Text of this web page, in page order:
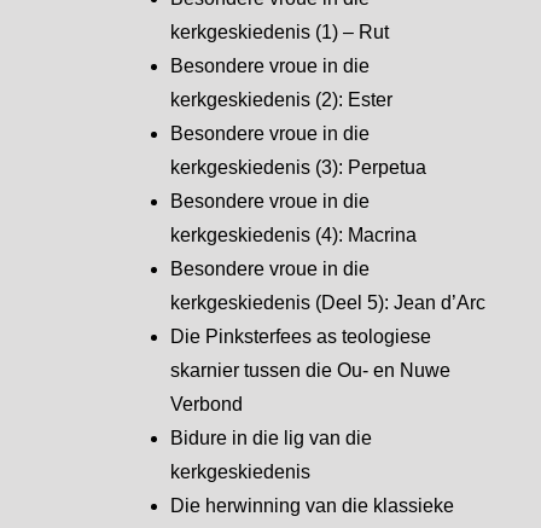
kerkgeskiedenis (1) – Rut
Besondere vroue in die
kerkgeskiedenis (2): Ester
Besondere vroue in die
kerkgeskiedenis (3): Perpetua
Besondere vroue in die
kerkgeskiedenis (4): Macrina
Besondere vroue in die
kerkgeskiedenis (Deel 5): Jean d’Arc
Die Pinksterfees as teologiese
skarnier tussen die Ou- en Nuwe
Verbond
Bidure in die lig van die
kerkgeskiedenis
Die herwinning van die klassieke